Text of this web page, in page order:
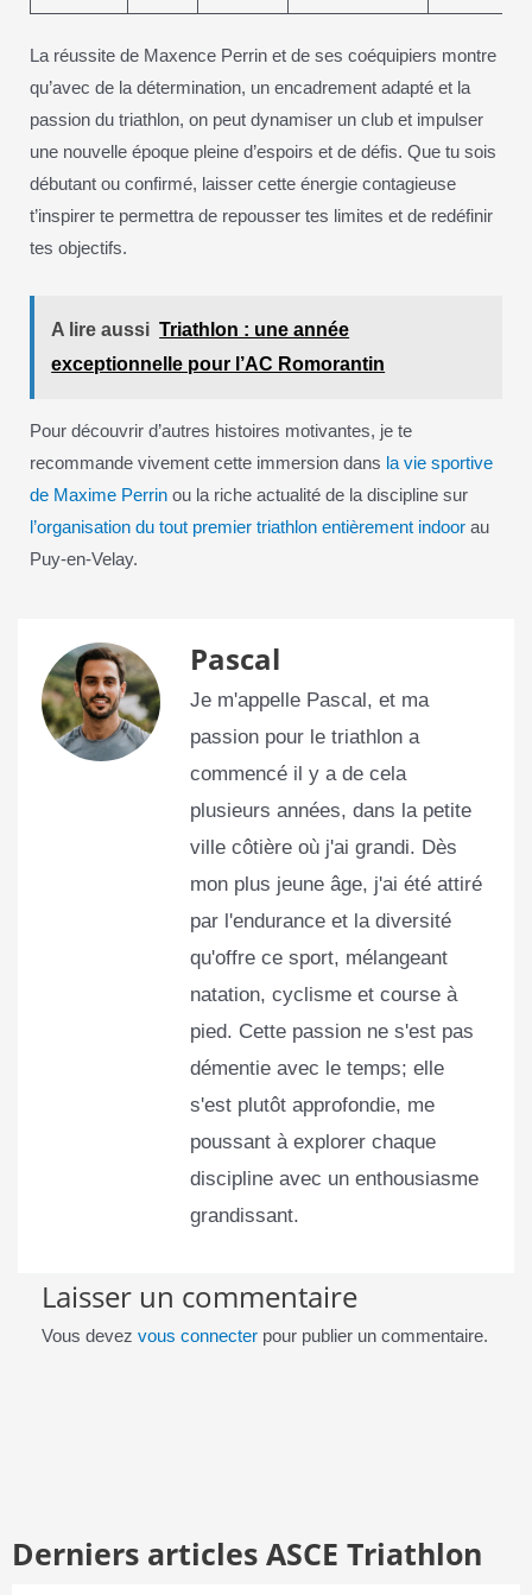
La réussite de Maxence Perrin et de ses coéquipiers montre
qu’avec de la détermination, un encadrement adapté et la
passion du triathlon, on peut dynamiser un club et impulser
une nouvelle époque pleine d’espoirs et de défis. Que tu sois
débutant ou confirmé, laisser cette énergie contagieuse
t’inspirer te permettra de repousser tes limites et de redéfinir
tes objectifs.
A lire aussi Triathlon : une année
exceptionnelle pour l’AC Romorantin
Pour découvrir d’autres histoires motivantes, je te
recommande vivement cette immersion dans la vie sportive
de Maxime Perrinou la riche actualité de la discipline sur
l’organisation du tout premier triathlon entièrement indoorau
Puy-en-Velay.
Pascal
Je m'appelle Pascal, et ma
passion pour le triathlon a
commencé il y a de cela
plusieurs années, dans la petite
ville côtière où j'ai grandi. Dès
mon plus jeune âge, j'ai été attiré
par l'endurance et la diversité
qu'offre ce sport, mélangeant
natation, cyclisme et course à
pied. Cette passion ne s'est pas
démentie avec le temps; elle
s'est plutôt approfondie, me
poussant à explorer chaque
discipline avec un enthousiasme
grandissant.
Laisser un commentaire
Vous devez vous connecterpour publier un commentaire.
Derniers articles ASCE Triathlon